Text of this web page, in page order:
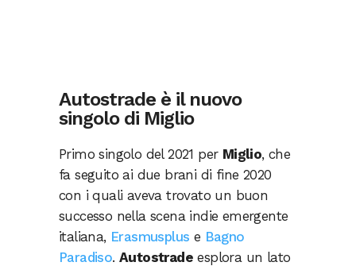
Autostrade è il nuovo
singolo di Miglio
Primo singolo del 2021 per Miglio, che
fa seguito ai due brani di fine 2020
con i quali aveva trovato un buon
successo nella scena indie emergente
italiana, Erasmusplus e Bagno
Paradiso.Autostrade esplora un lato